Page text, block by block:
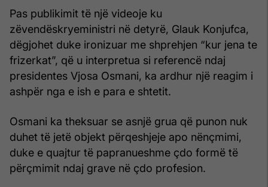
Pas publikimit të një videoje ku
zëvendëskryeministri në detyrë, Glauk Konjufca,
dëgjohet duke ironizuar me shprehjen “kur jena te
frizerkat”, që u interpretua si referencë ndaj
presidentes Vjosa Osmani, ka ardhur një reagim i
ashpër nga e ish e para e shtetit.
Osmani ka theksuar se asnjë grua që punon nuk
duhet të jetë objekt përqeshjeje apo nënçmimi,
duke e quajtur të papranueshme çdo formë të
përçmimit ndaj grave në çdo profesion.